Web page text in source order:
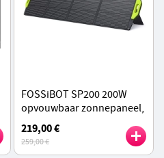
FOSSiBOT SP200 200W
opvouwbaar zonnepaneel,
23,4% hoge celefficiëntie,
ETFE-coating, verstelbare
kickstands - Groen
219,00 €
259,00 €